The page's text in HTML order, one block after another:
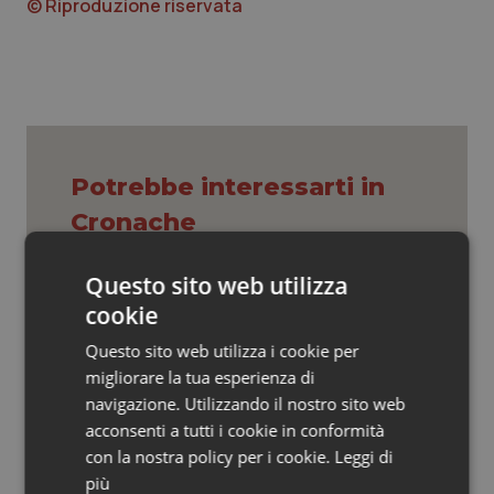
Psoriasi & pelle
Quotidiano Cardiologia
Quotidiano Chirurgia
Quotidiano Oncologia
Quotidiano Pediatria
Rene & patologie urogenitali
© Riproduzione riservata
Potrebbe interessarti in
Cronache
Caldo, segnali di lenta ritirata
dell’ondata: il 7 agosto restano 26
città da bollino rosso, l’8 scendono a
21
Consip, al via la prima gara dedicata
alla salute della mammella: accordo
quadro da 48 milioni per tecnologie e
Breast Unit
Questo sito web utilizza
cookie
Questo sito web utilizza i cookie per
migliorare la tua esperienza di
navigazione. Utilizzando il nostro sito web
acconsenti a tutti i cookie in conformità
con la nostra policy per i cookie. Leggi di
più